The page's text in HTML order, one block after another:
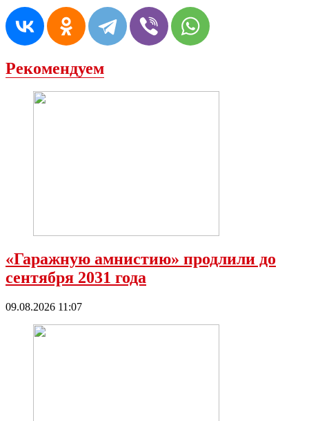
Рекомендуем
«Гаражную амнистию» продлили до
сентября 2031 года
09.08.2026 11:07